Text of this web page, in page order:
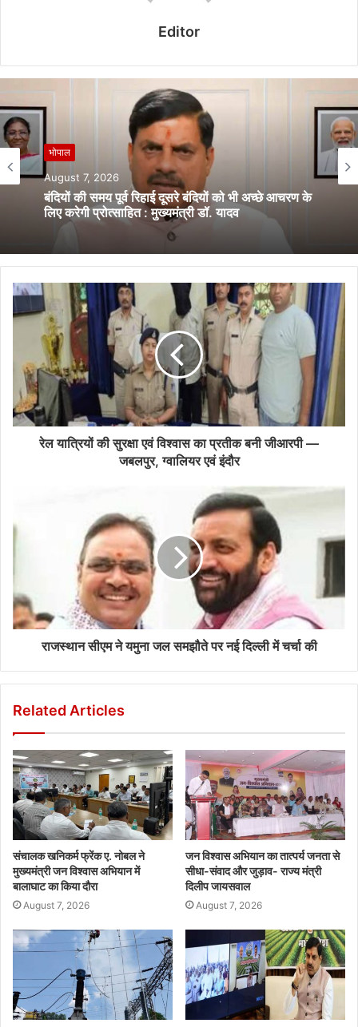
Editor
भोपाल
August 7, 2026
बंदियों की समय पूर्व रिहाई दूसरे बंदियों को भी अच्छे आचरण के
लिए करेगी प्रोत्साहित : मुख्यमंत्री डॉ. यादव
भोपाल
August 7, 2026
13वीं पश्चिम क्षेत्रीय पुलिस समन्वय समिति की बैठक इंदौर में
सम्पन्न
रेल यात्रियों की सुरक्षा एवं विश्वास का प्रतीक बनी जीआरपी —
जबलपुर, ग्वालियर एवं इंदौर
राजस्थान सीएम ने यमुना जल समझौते पर नई दिल्ली में चर्चा की
Related Articles
संचालक खनिकर्म फ्रेंक ए. नोबल ने
मुख्यमंत्री जन विश्वास अभियान में
बालाघाट का किया दौरा
August 7, 2026
जन विश्वास अभियान का तात्पर्य जनता से
सीधा-संवाद और जुड़ाव- राज्य मंत्री
दिलीप जायसवाल
August 7, 2026